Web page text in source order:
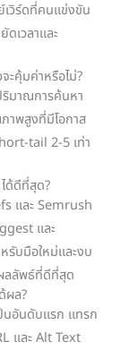
เวิร์ดที่คนแข่งขัน
เวลาและ
คุ้มค่าหรือไม่?
มาณการค้นหา
าพสูงที่มีโอกาส
tail 2-5 เท่า
ด้ดีที่สุด?
และ Semrush
และ
บมือใหม่และงบ
ลลัพธ์ที่ดีที่สุด
ผล?
นอันดับแรก แทรก
และ Alt Text